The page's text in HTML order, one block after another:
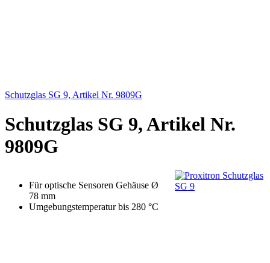
Schutzglas SG 9, Artikel Nr. 9809G
Schutzglas SG 9, Artikel Nr.
9809G
Für optische Sensoren Gehäuse Ø
78 mm
Umgebungstemperatur bis 280 °C